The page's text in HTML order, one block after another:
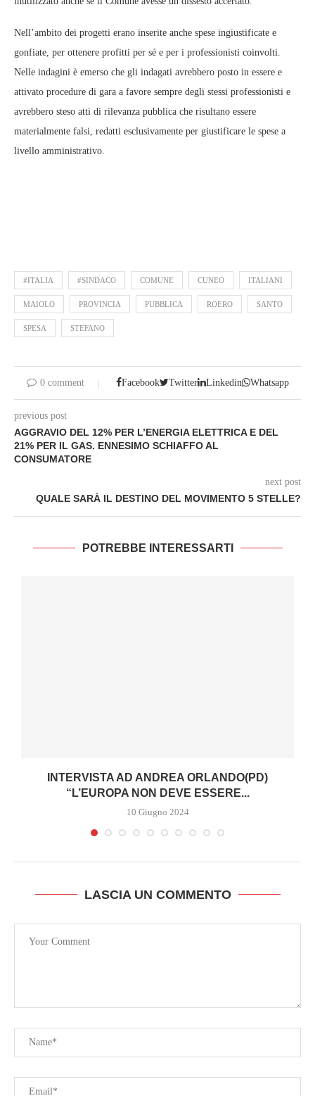
Nell’ambito dei progetti erano inserite anche spese ingiustificate e
gonfiate, per ottenere profitti per sé e per i professionisti coinvolti.
Nelle indagini è emerso che gli indagati avrebbero posto in essere e
attivato procedure di gara a favore sempre degli stessi professionisti e
avrebbero steso atti di rilevanza pubblica che risultano essere
materialmente falsi, redatti esclusivamente per giustificare le spese a
livello amministrativo.
#ITALIA #SINDACO COMUNE CUNEO ITALIANI
MAIOLO PROVINCIA PUBBLICA ROERO SANTO
SPESA STEFANO
0 comment Facebook Twitter Linkedin Whatsapp
previous post
AGGRAVIO DEL 12% PER L’ENERGIA ELETTRICA E DEL
21% PER IL GAS. ENNESIMO SCHIAFFO AL
CONSUMATORE
next post
QUALE SARÀ IL DESTINO DEL MOVIMENTO 5 STELLE?
POTREBBE INTERESSARTI
INTERVISTA AD ANDREA ORLANDO(PD)
“L’EUROPA NON DEVE ESSERE...
10 Giugno 2024
LASCIA UN COMMENTO